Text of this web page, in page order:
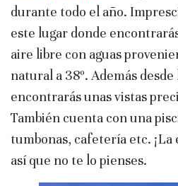
durante todo el año.
este lugar donde
aire libre con aguas
natural a 38º. Además
encontrarás unas vistas
También cuenta con una
tumbonas, cafetería etc.
así que no te lo pienses.